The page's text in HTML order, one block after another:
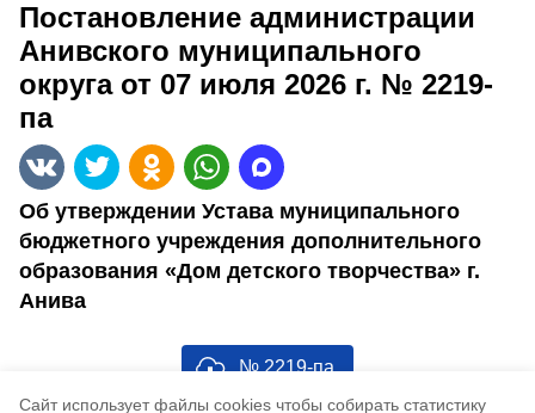
Cайт использует файлы cookies чтобы собирать статистику
Постановление администрации
Анивского муниципального
округа от 07 июля 2026 г. № 2219-
па
Об утверждении Устава муниципального
бюджетного учреждения дополнительного
образования «Дом детского творчества» г.
Анива
№ 2219-па